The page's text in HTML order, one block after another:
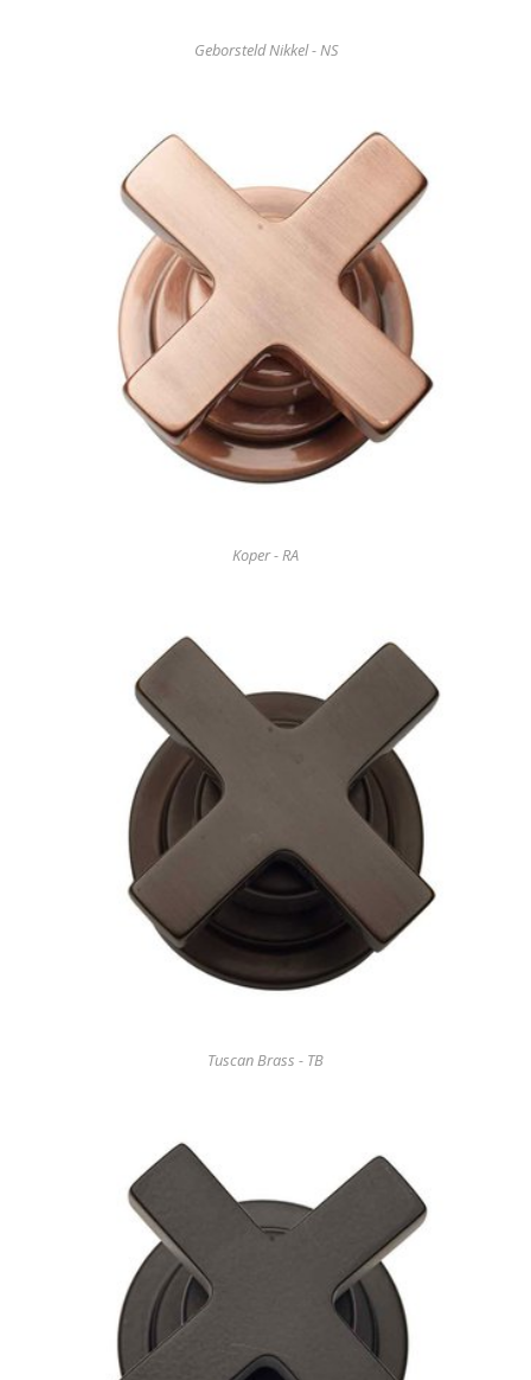
Geborsteld Nikkel - NS
Koper - RA
Tuscan Brass - TB